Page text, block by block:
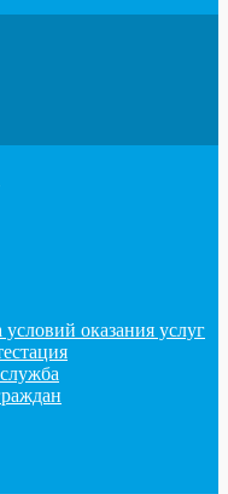
оказания услуг